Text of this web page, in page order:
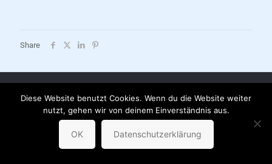
Share
AGB | Datenschutzerklärung | Impressum | Versandkosten |
Partnerbuchhandlungen
© sternchenverlag
Diese Website benutzt Cookies. Wenn du die Website weiter
nutzt, gehen wir von deinem Einverständnis aus.
OK Datenschutzerklärung